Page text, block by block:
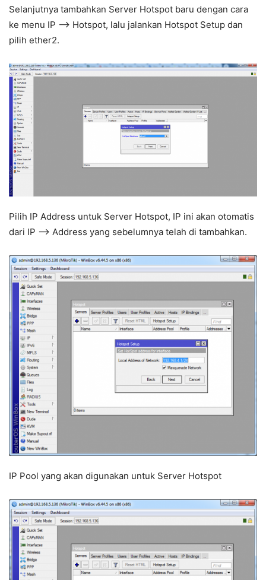
Selanjutnya tambahkan Server Hotspot baru dengan cara
ke menu IP –> Hotspot, lalu jalankan Hotspot Setup dan
pilih ether2.
Pilih IP Address untuk Server Hotspot, IP ini akan otomatis
dari IP –> Address yang sebelumnya telah di tambahkan.
IP Pool yang akan digunakan untuk Server Hotspot